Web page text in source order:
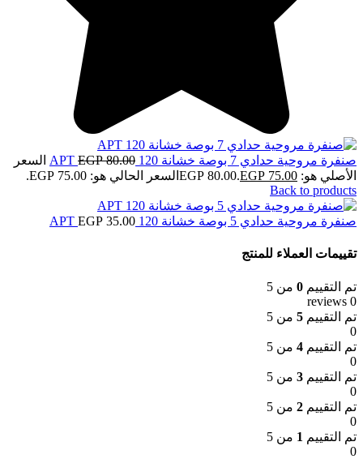
صنفرة مروحية حدادي 7 بوصة خشانة 120 APT EGP80.00
السعر
الأصلي هو: EGP 80.00.
EGP 75.00
السعر الحالي هو: EGP 75.00.
Back to products
صنفرة مروحية حدادي 5 بوصة خشانة 120 APT EGP 35.00
تقييمات العملاء للمنتج
تم التقييم 0 من 5
0 reviews
تم التقييم 5 من 5
0
تم التقييم 4 من 5
0
تم التقييم 3 من 5
0
تم التقييم 2 من 5
0
تم التقييم 1 من 5
0